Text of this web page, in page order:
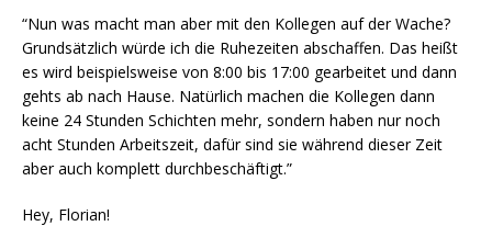
“Nun was macht man aber mit den Kollegen auf der Wache?
Grundsätzlich würde ich die Ruhezeiten abschaffen. Das heißt
es wird beispielsweise von 8:00 bis 17:00 gearbeitet und dann
gehts ab nach Hause. Natürlich machen die Kollegen dann
keine 24 Stunden Schichten mehr, sondern haben nur noch
acht Stunden Arbeitszeit, dafür sind sie während dieser Zeit
aber auch komplett durchbeschäftigt.”
Hey, Florian!